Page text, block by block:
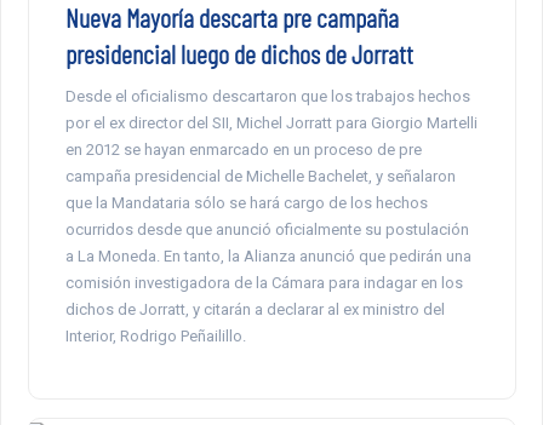
Nueva Mayoría descarta pre campaña
presidencial luego de dichos de Jorratt
Desde el oficialismo descartaron que los trabajos hechos
por el ex director del SII, Michel Jorratt para Giorgio Martelli
en 2012 se hayan enmarcado en un proceso de pre
campaña presidencial de Michelle Bachelet, y señalaron
que la Mandataria sólo se hará cargo de los hechos
ocurridos desde que anunció oficialmente su postulación
a La Moneda. En tanto, la Alianza anunció que pedirán una
comisión investigadora de la Cámara para indagar en los
dichos de Jorratt, y citarán a declarar al ex ministro del
Interior, Rodrigo Peñailillo.